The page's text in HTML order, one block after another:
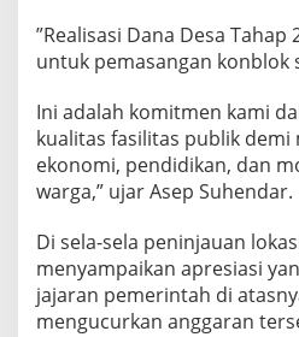
​”Realisasi Dana Desa
untuk pemasangan konblok
Ini adalah komitmen kami
kualitas fasilitas publik
ekonomi, pendidikan, dan
warga,” ujar Asep Suhendar.
​Di sela-sela peninjauan
menyampaikan apresiasi
jajaran pemerintah di
mengucurkan anggaran